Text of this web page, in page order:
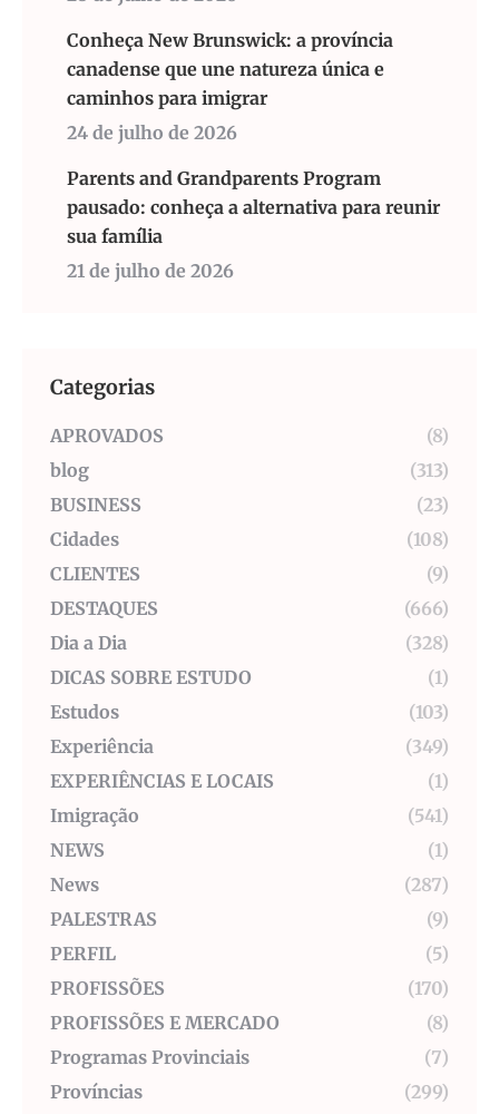
Conheça New Brunswick: a província
canadense que une natureza única e
caminhos para imigrar
24 de julho de 2026
Parents and Grandparents Program
pausado: conheça a alternativa para reunir
sua família
21 de julho de 2026
Categorias
APROVADOS
(8)
blog
(313)
BUSINESS
(23)
Cidades
(108)
CLIENTES
(9)
DESTAQUES
(666)
Dia a Dia
(328)
DICAS SOBRE ESTUDO
(1)
Estudos
(103)
Experiência
(349)
EXPERIÊNCIAS E LOCAIS
(1)
Imigração
(541)
NEWS
(1)
News
(287)
PALESTRAS
(9)
PERFIL
(5)
PROFISSÕES
(170)
PROFISSÕES E MERCADO
(8)
Programas Provinciais
(7)
Províncias
(299)